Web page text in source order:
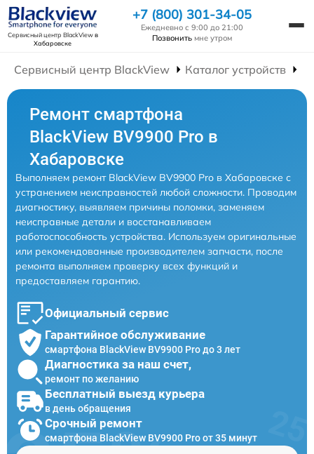
Сервисный центр BlackViewв
Хабаровске
+7 (800) 301-34-05
Ежедневно с 9:00 до 21:00
Позвонить мне утром
Сервисный центр BlackView Каталог устройств
Ремонт смартфона
BlackView BV9900 Pro в
Хабаровске
Выполняем ремонт BlackView BV9900 Pro в Хабаровске с
устранением неисправностей любой сложности. Проводим
диагностику, выявляем причины поломки, заменяем
неисправные детали и восстанавливаем
работоспособность устройства. Используем оригинальные
или рекомендованные производителем запчасти, после
ремонта выполняем проверку всех функций и
предоставляем гарантию.
Официальный сервис
Гарантийное обслуживание
смартфона BlackView BV9900 Pro до 3 лет
Диагностика за наш счет,
ремонт по желанию
Бесплатный выезд курьера
в день обращения
Срочный ремонт
смартфона BlackView BV9900 Pro от 35 минут